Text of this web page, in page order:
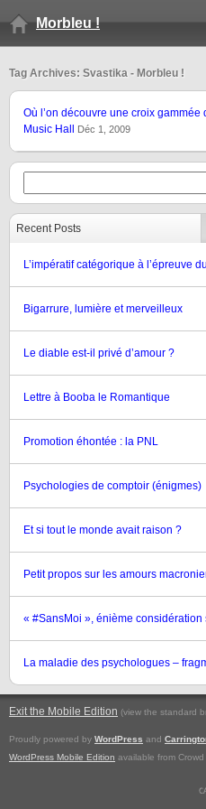
Morbleu !
Tag Archives: Svastika - Morbleu !
Où l’on découvre une croix
Music Hall
Déc 1, 2009
Recent Posts
L’impératif catégorique à l’épreuve
Bigarrure, lumière et merveilleux
Le diable est-il privé d’amour ?
Lettre à Booba le Romantique
Promotion éhontée : la PNL
Psychologies de comptoir (énigmes)
Et si tout le monde avait raison ?
Petit propos sur les amours
« #SansMoi », énième considération
La maladie des psychologues –
Exit the Mobile Edition (view the standard
Proudly powered by WordPress and
WordPress Mobile Edition available from Crowd